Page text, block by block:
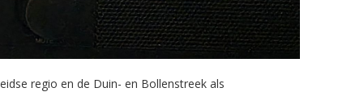
regio en de Duin- en Bollenstreek als